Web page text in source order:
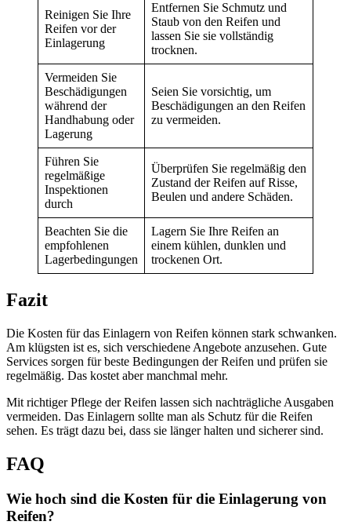
Reinigen Sie Ihre
Reifen vor der
Einlagerung
Entfernen Sie Schmutz und
Staub von den Reifen und
lassen Sie sie vollständig
trocknen.
Vermeiden Sie
Beschädigungen
während der
Handhabung oder
Lagerung
Seien Sie vorsichtig, um
Beschädigungen an den Reifen
zu vermeiden.
Führen Sie
regelmäßige
Inspektionen
durch
Überprüfen Sie regelmäßig den
Zustand der Reifen auf Risse,
Beulen und andere Schäden.
Beachten Sie die
empfohlenen
Lagerbedingungen
Lagern Sie Ihre Reifen an
einem kühlen, dunklen und
trockenen Ort.
Fazit
Die Kosten für das Einlagern von Reifen können stark schwanken.
Am klügsten ist es, sich verschiedene Angebote anzusehen. Gute
Services sorgen für beste Bedingungen der Reifen und prüfen sie
regelmäßig. Das kostet aber manchmal mehr.
Mit richtiger Pflege der Reifen lassen sich nachträgliche Ausgaben
vermeiden. Das Einlagern sollte man als Schutz für die Reifen
sehen. Es trägt dazu bei, dass sie länger halten und sicherer sind.
FAQ
Wie hoch sind die Kosten für die Einlagerung von
Reifen?